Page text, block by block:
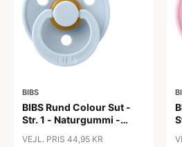
BIBS
BIBS Rund Colour Sut -
Str. 1 - Naturgummi -
VEJL. PRIS 44,95 KR